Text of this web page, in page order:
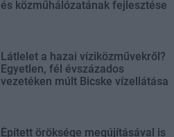
és közműhálózatának fejlesztése
Látlelet a hazai víziközművekről?
Egyetlen, fél évszázados
vezetéken múlt Bicske vízellátása
Épített öröksége megújításával is